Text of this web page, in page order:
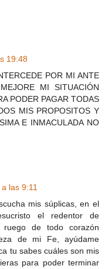
19:48
POR MI ANTE
MI SITUACIÓN
PODER PAGAR TODAS
MIS PROPOSITOS Y
E INMACULADA NO
las 9:11
mis súplicas, en el
el redentor de
de todo corazón
de mi Fe, ayúdame
tu sabes cuáles son mis
para poder terminar